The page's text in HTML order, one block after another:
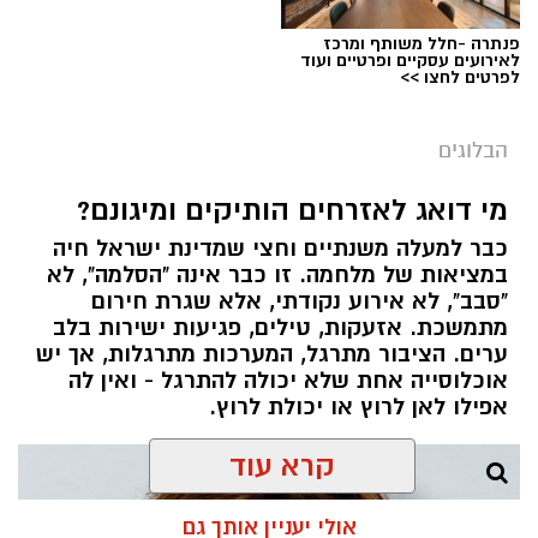
פנתרה -חלל משותף ומרכז
לאירועים עסקיים ופרטיים ועוד
לפרטים לחצו >>
הבלוגים
מי דואג לאזרחים הותיקים ומיגונם?
כבר למעלה משנתיים וחצי שמדינת ישראל חיה
במציאות של מלחמה. זו כבר אינה "הסלמה", לא
"סבב", לא אירוע נקודתי, אלא שגרת חירום
מתמשכת. אזעקות, טילים, פגיעות ישירות בלב
ערים. הציבור מתרגל, המערכות מתרגלות, אך יש
אוכלוסייה אחת שלא יכולה להתרגל - ואין לה
אפילו לאן לרוץ או יכולת לרוץ.
קרא עוד
אולי יעניין אותך גם